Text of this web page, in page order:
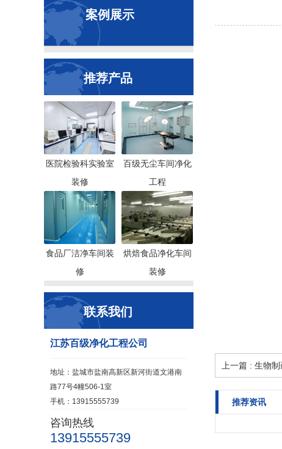
案例展示
推荐产品
医院检验科实验室
装修
百级无尘车间净化
工程
食品厂洁净车间装
修
烘焙食品净化车间
装修
联系我们
江苏百级净化工程公司
地址：盐城市盐南高新区新河街道文港南
路77号4幢506-1室
手机：13915555739
咨询热线
13915555739
上一篇 : 生物
推荐资讯